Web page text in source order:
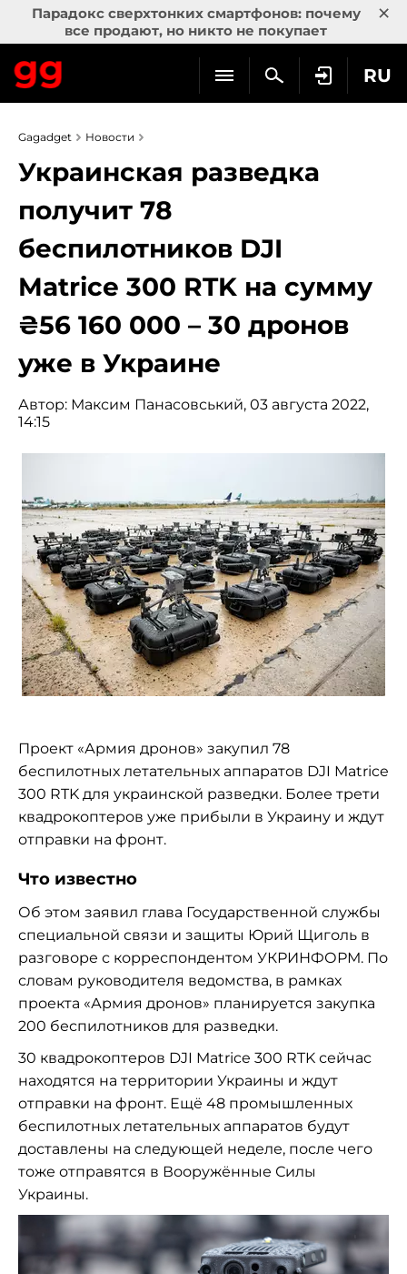
Парадокс сверхтонких смартфонов: почему
все продают, но никто не покупает
×
RU
Gagadget Новости
Украинская разведка
получит 78
беспилотников DJI
Matrice 300 RTK на сумму
₴56 160 000 – 30 дронов
уже в Украине
Автор: Максим Панасовський, 03 августа 2022,
14:15
Проект «Армия дронов» закупил 78
беспилотных летательных аппаратов DJI Matrice
300 RTK для украинской разведки. Более трети
квадрокоптеров уже прибыли в Украину и ждут
отправки на фронт.
Что известно
Об этом заявил глава Государственной службы
специальной связи и защиты Юрий Щиголь в
разговоре с корреспондентом УКРИНФОРМ. По
словам руководителя ведомства, в рамках
проекта «Армия дронов» планируется закупка
200 беспилотников для разведки.
30 квадрокоптеров DJI Matrice 300 RTK сейчас
находятся на территории Украины и ждут
отправки на фронт. Ещё 48 промышленных
беспилотных летательных аппаратов будут
доставлены на следующей неделе, после чего
тоже отправятся в Вооружённые Силы
Украины.